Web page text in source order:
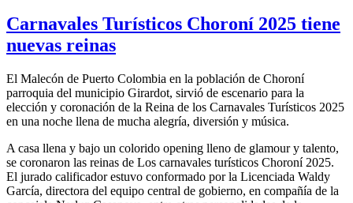
Carnavales Turísticos Choroní 2025 tiene
nuevas reinas
El Malecón de Puerto Colombia en la población de Choroní
parroquia del municipio Girardot, sirvió de escenario para la
elección y coronación de la Reina de los Carnavales Turísticos 2025
en una noche llena de mucha alegría, diversión y música.
A casa llena y bajo un colorido opening lleno de glamour y talento,
se coronaron las reinas de Los carnavales turísticos Choroní 2025.
El jurado calificador estuvo conformado por la Licenciada Waldy
García, directora del equipo central de gobierno, en compañía de la